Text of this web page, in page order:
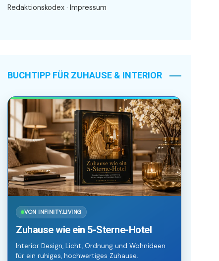
Redaktionskodex · Impressum
BUCHTIPP FÜR ZUHAUSE & INTERIOR
VON INFINITY.LIVING
Zuhause wie ein 5-Sterne-Hotel
Interior Design, Licht, Ordnung und Wohnideen
für ein ruhiges, hochwertiges Zuhause.